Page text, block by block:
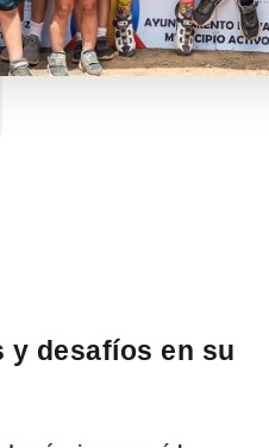
y desafíos en su